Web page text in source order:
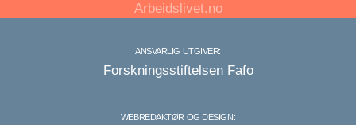
Arbeidslivet.no
ANSVARLIG UTGIVER:
Forskningsstiftelsen Fafo
WEBREDAKTØR OG DESIGN: